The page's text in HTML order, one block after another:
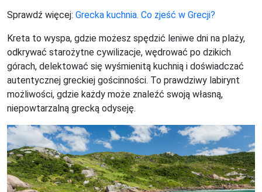
Sprawdź więcej: Grecka kuchnia. Co zjeść w Grecji?
Kreta to wyspa, gdzie możesz spędzić leniwe dni na plaży,
odkrywać starożytne cywilizacje, wędrować po dzikich
górach, delektować się wyśmienitą kuchnią i doświadczać
autentycznej greckiej gościnności. To prawdziwy labirynt
możliwości, gdzie każdy może znaleźć swoją własną,
niepowtarzalną grecką odyseję.